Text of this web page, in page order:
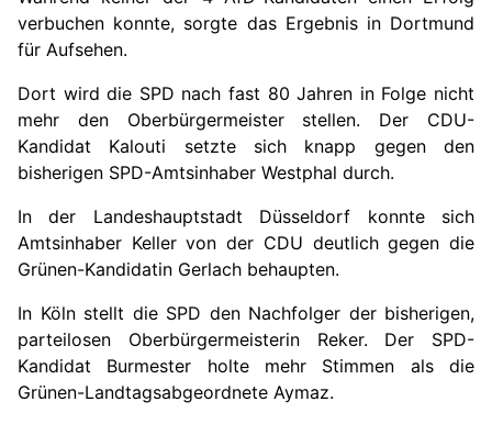
verbuchen konnte, sorgte das Ergebnis in Dortmund
für Aufsehen.
Dort wird die SPD nach fast 80 Jahren in Folge nicht
mehr den Oberbürgermeister stellen. Der CDU-
Kandidat Kalouti setzte sich knapp gegen den
bisherigen SPD-Amtsinhaber Westphal durch.
In der Landeshauptstadt Düsseldorf konnte sich
Amtsinhaber Keller von der CDU deutlich gegen die
Grünen-Kandidatin Gerlach behaupten.
In Köln stellt die SPD den Nachfolger der bisherigen,
parteilosen Oberbürgermeisterin Reker. Der SPD-
Kandidat Burmester holte mehr Stimmen als die
Grünen-Landtagsabgeordnete Aymaz.